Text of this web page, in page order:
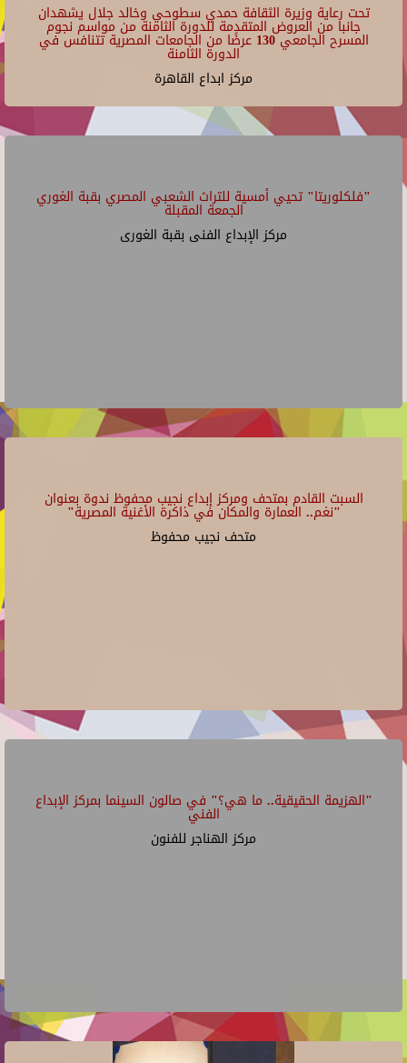
تحت رعاية وزيرة الثقافة حمدي سطوحي وخالد جلال يشهدان
جانبا من العروض المتقدمة للدورة الثامنة من مواسم نجوم
المسرح الجامعي 130 عرضًا من الجامعات المصرية تتنافس في
الدورة الثامنة
مركز ابداع القاهرة
"فلكلوريتا" تحيي أمسية للتراث الشعبي المصري بقبة الغوري
الجمعة المقبلة
مركز الإبداع الفنى بقبة الغورى
السبت القادم بمتحف ومركز إبداع نجيب محفوظ ندوة بعنوان
"نغم.. العمارة والمكان في ذاكرة الأغنية المصرية"
متحف نجيب محفوظ
"الهزيمة الحقيقية.. ما هي؟" في صالون السينما بمركز الإبداع
الفني
مركز الهناجر للفنون